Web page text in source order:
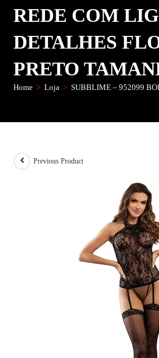
REDE COM
DETALHES
PRETO
Home > Loja > SUBBLIME – 952099
Previous Product